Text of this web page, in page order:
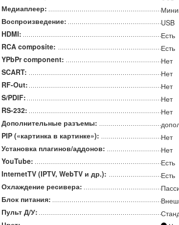
Медиаплеер:
Воспроизведение:
USB
HDMI:
Есть
RCA composite:
Есть
YPbPr component:
Нет
SCART:
Нет
RF-Out:
Нет
S/PDIF:
Нет
RS-232:
Нет
Дополнительные разъемы:
PIP («картинка в картинке»):
Нет
Установка плагинов/аддонов:
Нет
YouTube:
Есть
InternetTV (IPTV, WebTV и др.):
Есть
Охлаждение ресивера:
Блок питания:
Пульт Д/У: